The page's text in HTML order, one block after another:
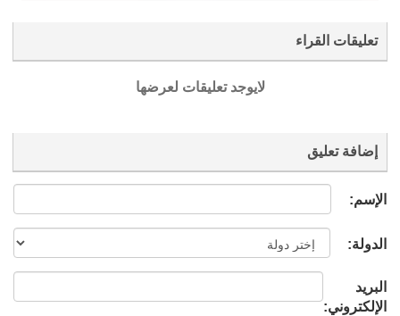
تعليقات القراء
لايوجد تعليقات لعرضها
إضافة تعليق
الإسم:
الدولة:
البريد
الإلكتروني: